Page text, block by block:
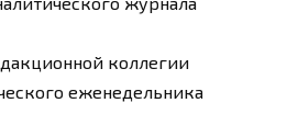
коллегии
еженедельника